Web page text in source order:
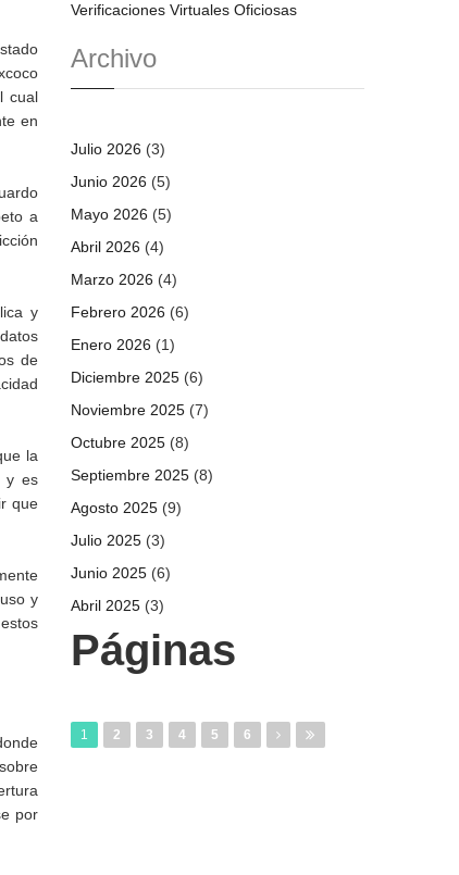
cual
en
a
y
de
la
y es
que
y
por
Verificaciones Virtuales Oficiosas
Archivo
Julio 2026 (3)
Junio 2026 (5)
Mayo 2026 (5)
Abril 2026 (4)
Marzo 2026 (4)
Febrero 2026 (6)
Enero 2026 (1)
Diciembre 2025 (6)
Noviembre 2025 (7)
Octubre 2025 (8)
Septiembre 2025 (8)
Agosto 2025 (9)
Julio 2025 (3)
Junio 2025 (6)
Abril 2025 (3)
Páginas
1 2 3 4 5 6